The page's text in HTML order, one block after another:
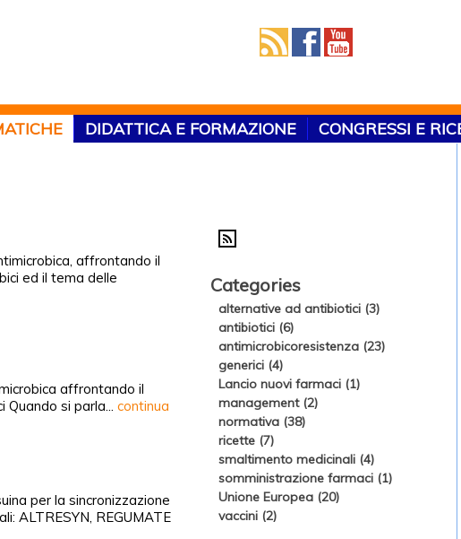
DIDATTICA E FORMAZIONE CONGRESSI E
affrontando il
ed il tema delle
affrontando il
Quando si parla... continua
per la sincronizzazione
ALTRESYN, REGUMATE
Categories
alternative ad antibiotici (3)
antibiotici (6)
antimicrobicoresistenza (23)
generici (4)
Lancio nuovi farmaci (1)
management (2)
normativa (38)
ricette (7)
smaltimento medicinali (4)
somministrazione farmaci (1)
Unione Europea (20)
vaccini (2)